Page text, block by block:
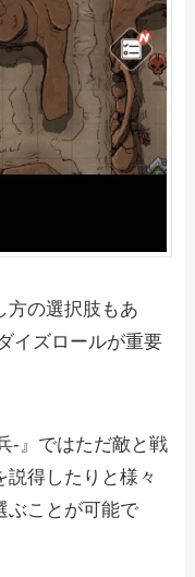
方の選択肢もあ
イズロールが重要
-』ではただ敵と戦
説得したりと様々
ぶことが可能で